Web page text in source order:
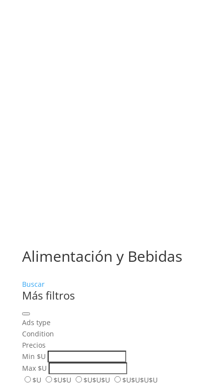
Alimentación y Bebidas
Buscar
Más filtros
Ads type
Condition
Precios
Min $U
Max $U
$U
$U$U $U$U$U
$U$U$U$U